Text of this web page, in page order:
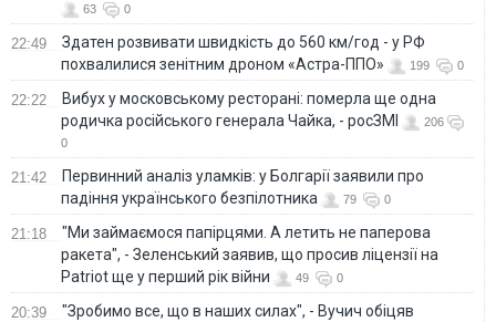
63 0
22:49
Здатен розвивати швидкість до 560 км/год - у РФ
похвалилися зенітним дроном «Астра-ППО»
199 0
22:22
Вибух у московському ресторані: померла ще одна
родичка російського генерала Чайка, - росЗМІ
206
0
21:42
Первинний аналіз уламків: у Болгарії заявили про
падіння українського безпілотника
79 0
21:18
"Ми займаємося папірцями. А летить не паперова
ракета", - Зеленський заявив, що просив ліцензії на
Patriot ще у перший рік війни
49 0
20:39
"Зробимо все, що в наших силах", - Вучич обіцяв